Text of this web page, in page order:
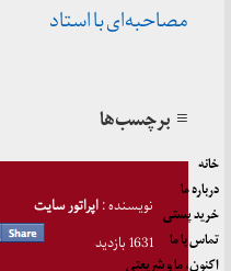
مصاحبه‌ای با استاد
≡ برچسب‌ها
نویسنده :اپراتور سایت
1631 بازدید
خانه
درباره ما
خرید پستی
تماس با ما